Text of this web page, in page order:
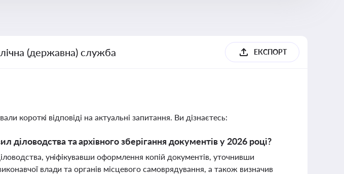
(державна) служба ЕКСПОРТ
короткі відповіді на актуальні запитання. Ви дізнаєтесь:
діловодства та архівного зберігання документів у 2026 році?
уніфікувавши оформлення копій документів, уточнивши
влади та органів місцевого самоврядування, а також визначив